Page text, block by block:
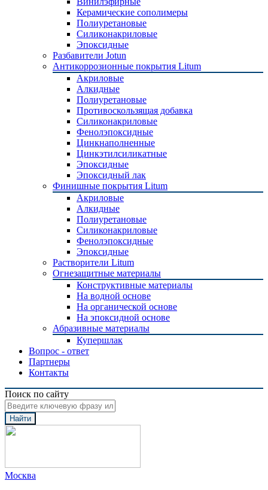
Керамические сополимеры
Полиуретановые
Силиконакриловые
Эпоксидные
Разбавители Jotun
Антикоррозионные покрытия Litum
Акриловые
Алкидные
Полиуретановые
Противоскользящая добавка
Силиконакриловые
Фенолэпоксидные
Цинкнаполненные
Цинкэтилсиликатные
Эпоксидные
Эпоксидный лак
Финишные покрытия Litum
Акриловые
Алкидные
Полиуретановые
Силиконакриловые
Фенолэпоксидные
Эпоксидные
Растворители Litum
Огнезащитные материалы
Конструктивные материалы
На водной основе
На органической основе
На эпоксидной основе
Абразивные материалы
Купершлак
Вопрос - ответ
Партнеры
Контакты
Поиск по сайту
Найти
Москва